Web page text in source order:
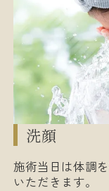
洗顔
施術当日は体調
いただきます。